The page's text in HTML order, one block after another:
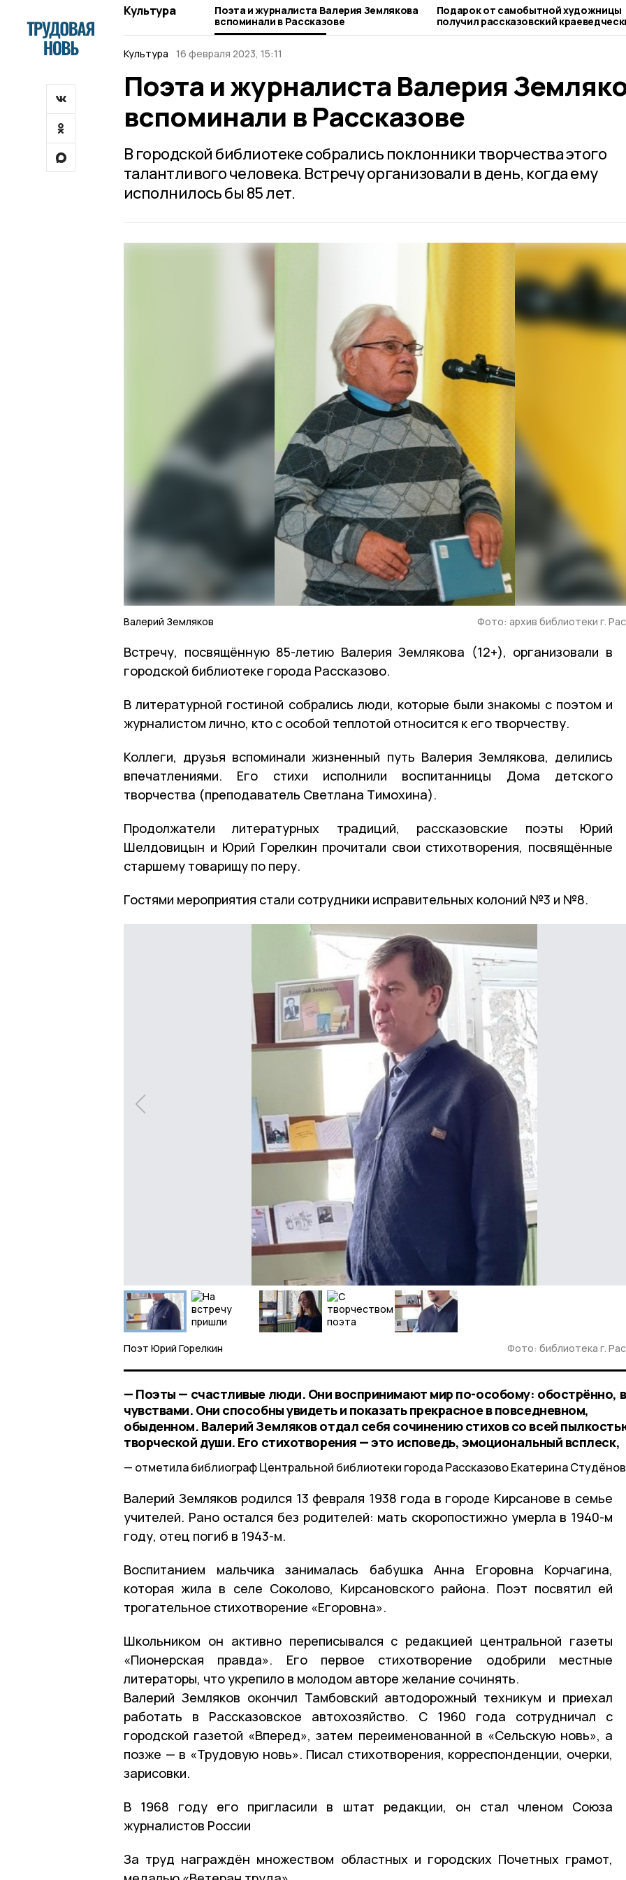
Культура
Поэта и журналиста Валерия Землякова
вспоминали в Рассказове
Подарок от самобытной художницы
получил рассказовский
музей
Культура
16 февраля 2023, 15:11
Поэта и журналиста Валерия
вспоминали в Рассказове
В городской библиотеке собрались поклонники творчества этого
талантливого человека. Встречу организовали в день, когда ему
исполнилось бы 85 лет.
Валерий Земляков Фото: архив библиотеки г.
Встречу, посвящённую 85-летию Валерия Землякова (12+), организовали в
городской библиотеке города Рассказово.
В литературной гостиной собрались люди, которые были знакомы с поэтом и
журналистом лично, кто с особой теплотой относится к его творчеству.
Коллеги, друзья вспоминали жизненный путь Валерия Землякова, делились
впечатлениями. Его стихи исполнили воспитанницы Дома детского
творчества (преподаватель Светлана Тимохина).
Продолжатели литературных традиций, рассказовские поэты Юрий
Шелдовицын и Юрий Горелкин прочитали свои стихотворения, посвящённые
старшему товарищу по перу.
Гостями мероприятия стали сотрудники исправительных колоний №3 и №8.
Поэт Юрий Горелкин Фото: библиотека г.
— Поэты — счастливые люди. Они воспринимают мир по-особому: обострённо,
чувствами. Они способны увидеть и показать прекрасное в повседневном,
обыденном. Валерий Земляков отдал себя сочинению стихов со всей
творческой души. Его стихотворения — это исповедь, эмоциональный всплеск,
отметила библиограф Центральной библиотеки города Рассказово Екатерина
Валерий Земляков родился 13 февраля 1938 года в городе Кирсанове в семье
учителей. Рано остался без родителей: мать скоропостижно умерла в 1940-м
году, отец погиб в 1943-м.
Воспитанием мальчика занималась бабушка Анна Егоровна Корчагина,
которая жила в селе Соколово, Кирсановского района. Поэт посвятил ей
трогательное стихотворение «Егоровна».
Школьником он активно переписывался с редакцией центральной газеты
«Пионерская правда». Его первое стихотворение одобрили местные
литераторы, что укрепило в молодом авторе желание сочинять.
Валерий Земляков окончил Тамбовский автодорожный техникум и приехал
работать в Рассказовское автохозяйство. С 1960 года сотрудничал с
городской газетой «Вперед», затем переименованной в «Сельскую новь», а
позже — в «Трудовую новь». Писал стихотворения, корреспонденции, очерки,
зарисовки.
В 1968 году его пригласили в штат редакции, он стал членом Союза
журналистов России
За труд награждён множеством областных и городских Почетных грамот,